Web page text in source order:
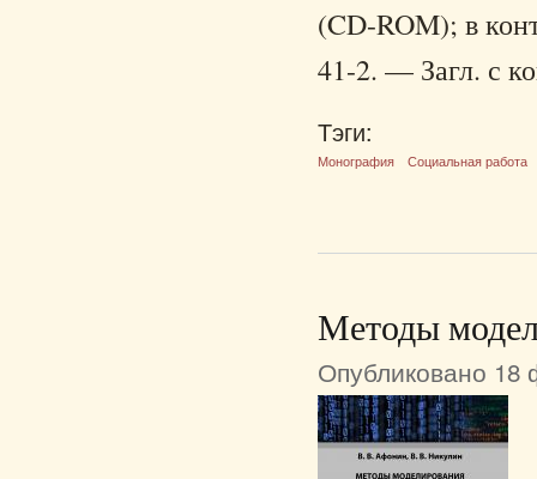
(CD-ROM); в
41-2. — Загл. с
Тэги:
Монография Социальная работа
Методы
Опубликовано 18